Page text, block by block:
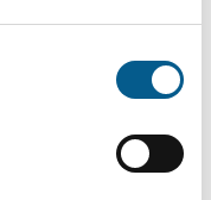
oder